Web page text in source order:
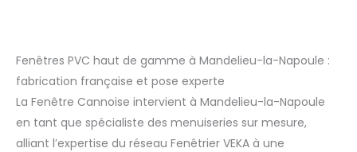
Fenêtres PVC haut de gamme à Mandelieu-la-Napoule :
fabrication française et pose experte
La Fenêtre Cannoise intervient à Mandelieu-la-Napoule
en tant que spécialiste des menuiseries sur mesure,
alliant l’expertise du réseau Fenêtrier VEKA à une